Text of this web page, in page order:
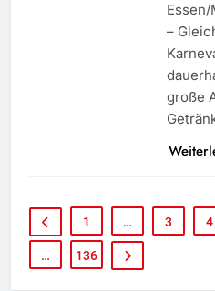
–
große
1 … 3 4
… 136